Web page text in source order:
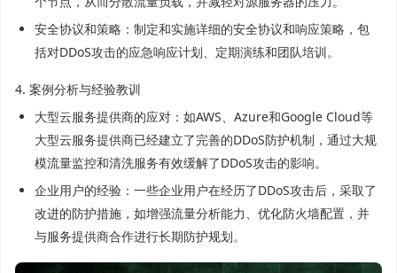
安全协议和策略：制定和实施详细的安全协议和响应策略，包
括对DDoS攻击的应急响应计划、定期演练和团队培训。
4. 案例分析与经验教训
大型云服务提供商的应对：如AWS、Azure和Google Cloud等
大型云服务提供商已经建立了完善的DDoS防护机制，通过大规
模流量监控和清洗服务有效缓解了DDoS攻击的影响。
企业用户的经验：一些企业用户在经历了DDoS攻击后，采取了
改进的防护措施，如增强流量分析能力、优化防火墙配置，并
与服务提供商合作进行长期防护规划。